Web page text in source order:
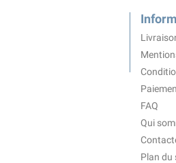
FAQ
Qui
Plan du